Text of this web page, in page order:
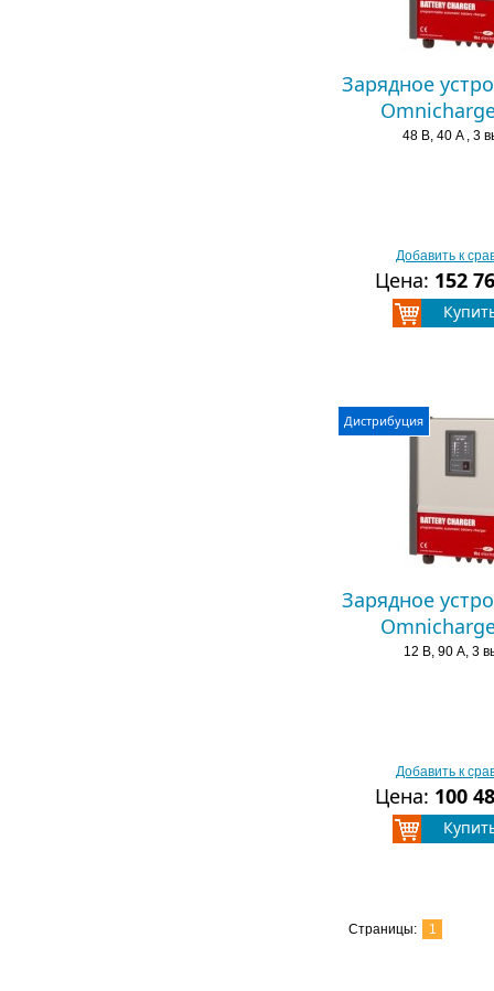
Зарядное
48 В, 40 A , 3
Добавить к
Цена: 152
Дистрибуция
Зарядное
12 В, 90 А, 3
Добавить к
Цена: 100
Страницы: 1